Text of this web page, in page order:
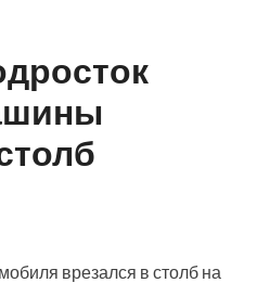
врезался в столб на